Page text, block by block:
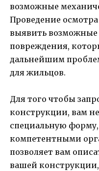
возможные
Проведение
выявить
повреждения,
дальнейшим
для жильцов.
Для того чтобы
конструкции, вам
специальную
компетентными
позволяет вам
вашей конструкции,